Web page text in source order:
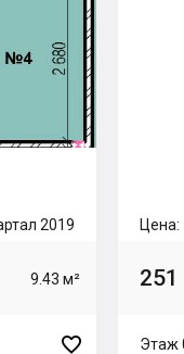
2019
9.43 м²

Цена:
251
Этаж